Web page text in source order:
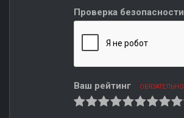
Проверка безопасности
Ваш рейтинг ОБЯЗАТЕЛЬНО